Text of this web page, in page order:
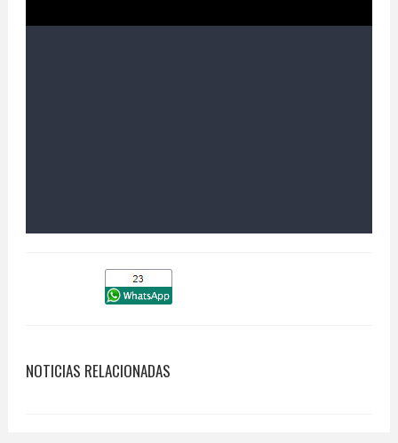
NOTICIAS RELACIONADAS